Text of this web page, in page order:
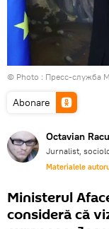
© Photo : Пресс-служба
Abonare
Octavian Racu
Jurnalist,
Materialele
Ministerul
consideră că